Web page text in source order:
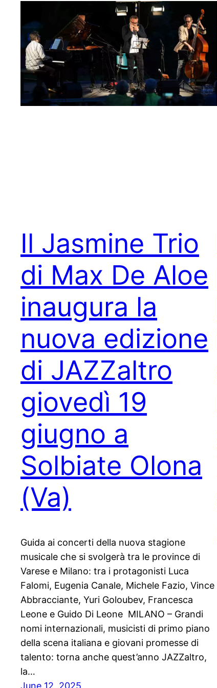
Il Jasmine Trio
di Max De Aloe
inaugura la
nuova edizione
di JAZZaltro
giovedì 19
giugno a
Solbiate Olona
(Va)
Guida ai concerti della nuova stagione
musicale che si svolgerà tra le province di
Varese e Milano: tra i protagonisti Luca
Falomi, Eugenia Canale, Michele Fazio, Vince
Abbracciante, Yuri Goloubev, Francesca
Leone e Guido Di Leone MILANO – Grandi
nomi internazionali, musicisti di primo piano
della scena italiana e giovani promesse di
talento: torna anche quest’anno JAZZaltro,
la…
June 12, 2025